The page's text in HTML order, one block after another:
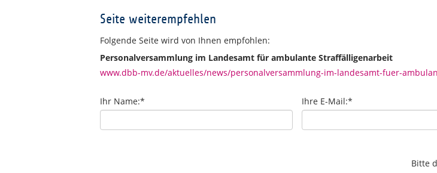
Seite weiterempfehlen
Folgende Seite wird von Ihnen empfohlen:
Personalversammlung im Landesamt für ambulante Straffälligenarbeit
www.dbb-mv.de/aktuelles/news/personalversammlung-im-landesamt-fuer-
Ihr Name:* Ihre E-Mail:*
Bitte